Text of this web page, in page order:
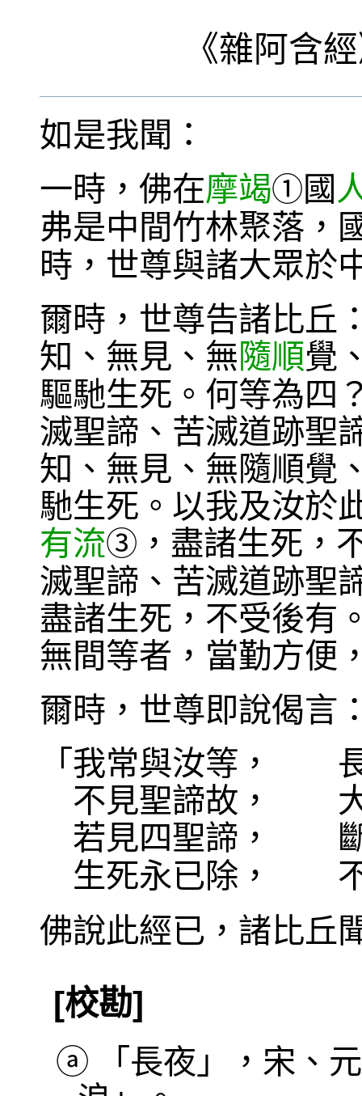
《雜阿含
如是我聞：
一時，佛在摩竭①國
弗是中間竹林聚落，
時，世尊與諸大眾於
爾時，世尊告諸比丘
知、無見、無隨順覺
驅馳生死。何等為四
滅聖諦、苦滅道跡聖
知、無見、無隨順覺
馳生死。以我及汝於
有流③ ，盡諸生死，
滅聖諦、苦滅道跡聖
盡諸生死，不受後有
無間等者，當勤方便
爾時，世尊即說偈言
「我常與汝等，
不見聖諦故， 大
若見四聖諦， 斷
生死永已除， 不
佛說此經已，諸比丘
[校勘]
ⓐ
「長夜」，宋、